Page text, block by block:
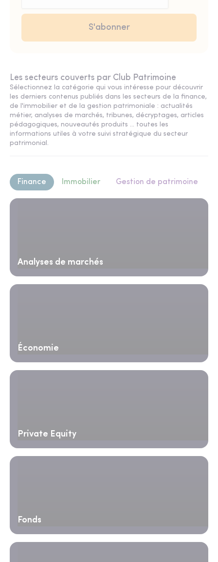
Les secteurs couverts par Club Patrimoine
Sélectionnez la catégorie qui vous intéresse pour découvrir
les derniers contenus publiés dans les secteurs de la finance,
de l'immobilier et de la gestion patrimoniale : actualités
métier, analyses de marchés, tribunes, décryptages, articles
pédagogiques, nouveautés produits ... toutes les
informations utiles à votre suivi stratégique du secteur
patrimonial.
Finance Immobilier Gestion de patrimoine
Analyses de marchés
Économie
Private Equity
Fonds